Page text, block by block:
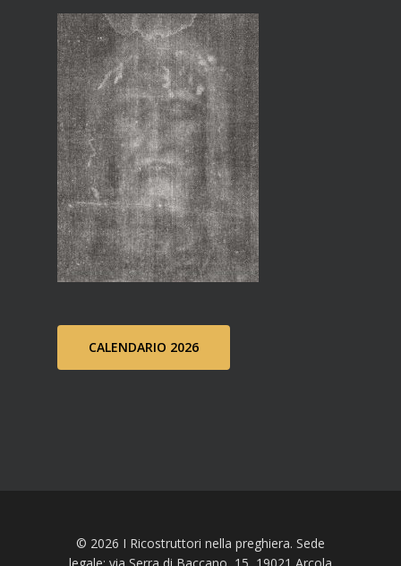
CALENDARIO 2026
© 2026 I Ricostruttori nella preghiera. Sede